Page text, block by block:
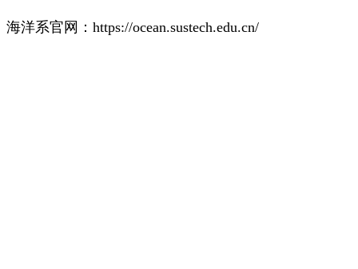
海洋系官网：https://ocean.sustech.edu.cn/